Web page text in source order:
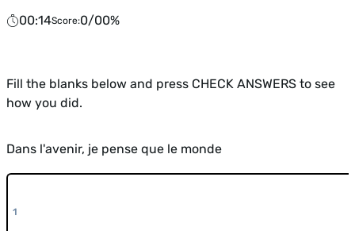
00:14Score:
Fill the blanks below and press CHECK ANSWERS to see
how you did.
Dans l'avenir, je pense que le monde